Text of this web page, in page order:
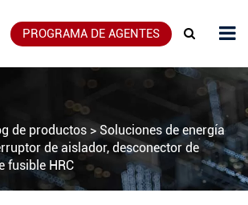
PROGRAMA DE AGENTES
de productos > Soluciones de energía
de aislador, desconector de
fusible HRC